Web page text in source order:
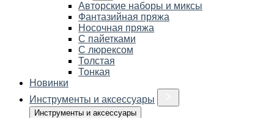
Авторские наборы и миксы
Фантазийная пряжа
Носочная пряжа
С пайетками
С люрексом
Толстая
Тонкая
Новинки
Инструменты и аксессуары
Инструменты и аксессуары